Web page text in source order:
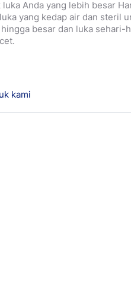
Anda yang lebih besar
yang kedap air dan steril
besar dan luka sehari-
kami